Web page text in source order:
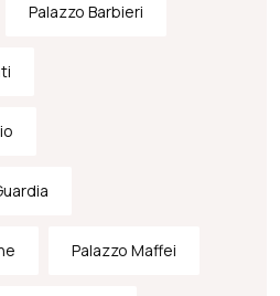
Palazzo Barbieri
Palazzo Maffei